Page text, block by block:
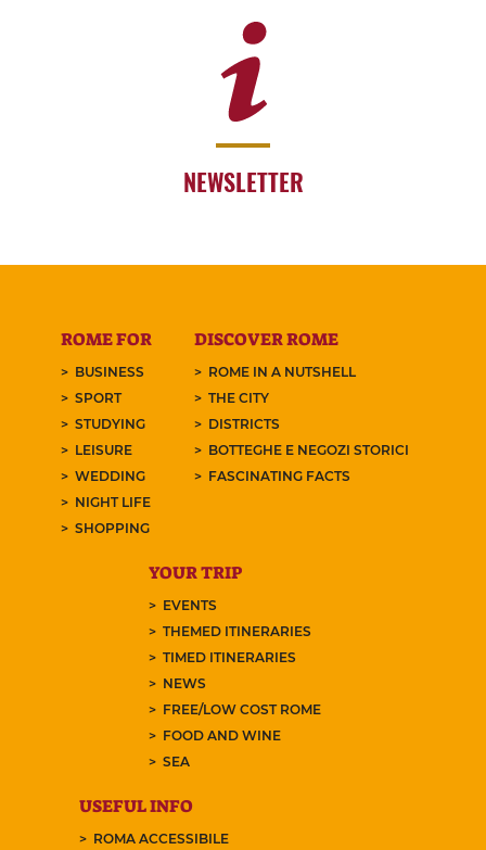
NEWSLETTER
ROME FOR
BUSINESS
SPORT
STUDYING
LEISURE
WEDDING
NIGHT LIFE
SHOPPING
DISCOVER ROME
ROME IN A NUTSHELL
THE CITY
DISTRICTS
BOTTEGHE E NEGOZI STORICI
FASCINATING FACTS
YOUR TRIP
EVENTS
THEMED ITINERARIES
TIMED ITINERARIES
NEWS
FREE/LOW COST ROME
FOOD AND WINE
SEA
USEFUL INFO
ROMA ACCESSIBILE